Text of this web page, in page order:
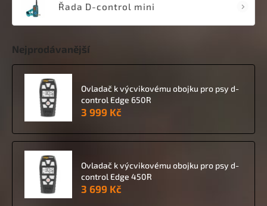
Řada D-control mini
Nejprodávanější
Ovladač k výcvikovému obojku pro psy d-
control Edge 650R
3 999 Kč
Ovladač k výcvikovému obojku pro psy d-
control Edge 450R
3 699 Kč